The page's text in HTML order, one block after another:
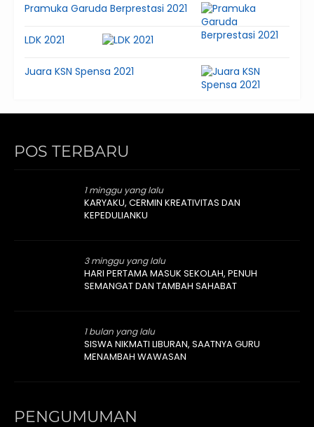
Pramuka Garuda Berprestasi 2021
LDK 2021
Juara KSN Spensa 2021
POS TERBARU
1 minggu yang lalu
KARYAKU, CERMIN KREATIVITAS DAN
KEPEDULIANKU
3 minggu yang lalu
HARI PERTAMA MASUK SEKOLAH, PENUH
SEMANGAT DAN TAMBAH SAHABAT
1 bulan yang lalu
SISWA NIKMATI LIBURAN, SAATNYA GURU
MENAMBAH WAWASAN
PENGUMUMAN